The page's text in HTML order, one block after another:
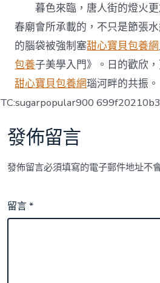
暮色來臨，唐人街的燈火
春廟會所承載的，不只是節張
的腦袋被強制塞甜心寶貝包養網
包養子美學入門》。日的歡欣
甜心寶貝包養網瑙河畔的共振。
TC:sugarpopular900
發佈留言
發佈留言必須填寫的電子郵件地址不
留言*